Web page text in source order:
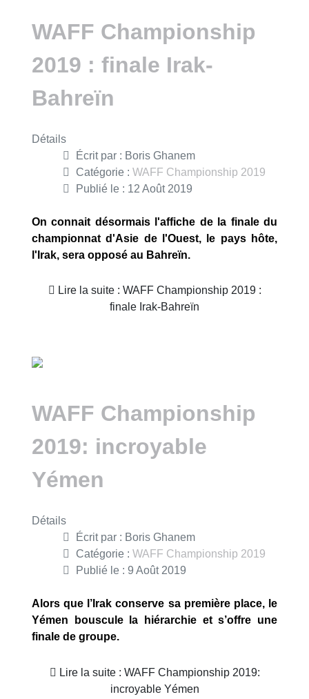
WAFF Championship
2019 : finale Irak-
Bahreïn
Détails
Écrit par : Boris Ghanem
Catégorie : WAFF Championship 2019
Publié le : 12 Août 2019
On connait désormais l'affiche de la finale du
championnat d'Asie de l'Ouest, le pays hôte,
l'Irak, sera opposé au Bahreïn.
Lire la suite : WAFF Championship 2019 :
finale Irak-Bahreïn
WAFF Championship
2019: incroyable
Yémen
Détails
Écrit par : Boris Ghanem
Catégorie : WAFF Championship 2019
Publié le : 9 Août 2019
Alors que l’Irak conserve sa première place, le
Yémen bouscule la hiérarchie et s’offre une
finale de groupe.
Lire la suite : WAFF Championship 2019:
incroyable Yémen